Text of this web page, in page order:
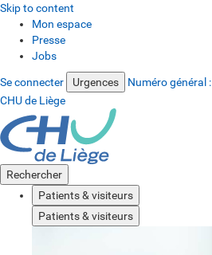
Skip to content
Mon espace
Presse
Jobs
Se connecter Urgences Numéro général :
CHU de Liège
Rechercher
Patients & visiteurs
Patients & visiteurs